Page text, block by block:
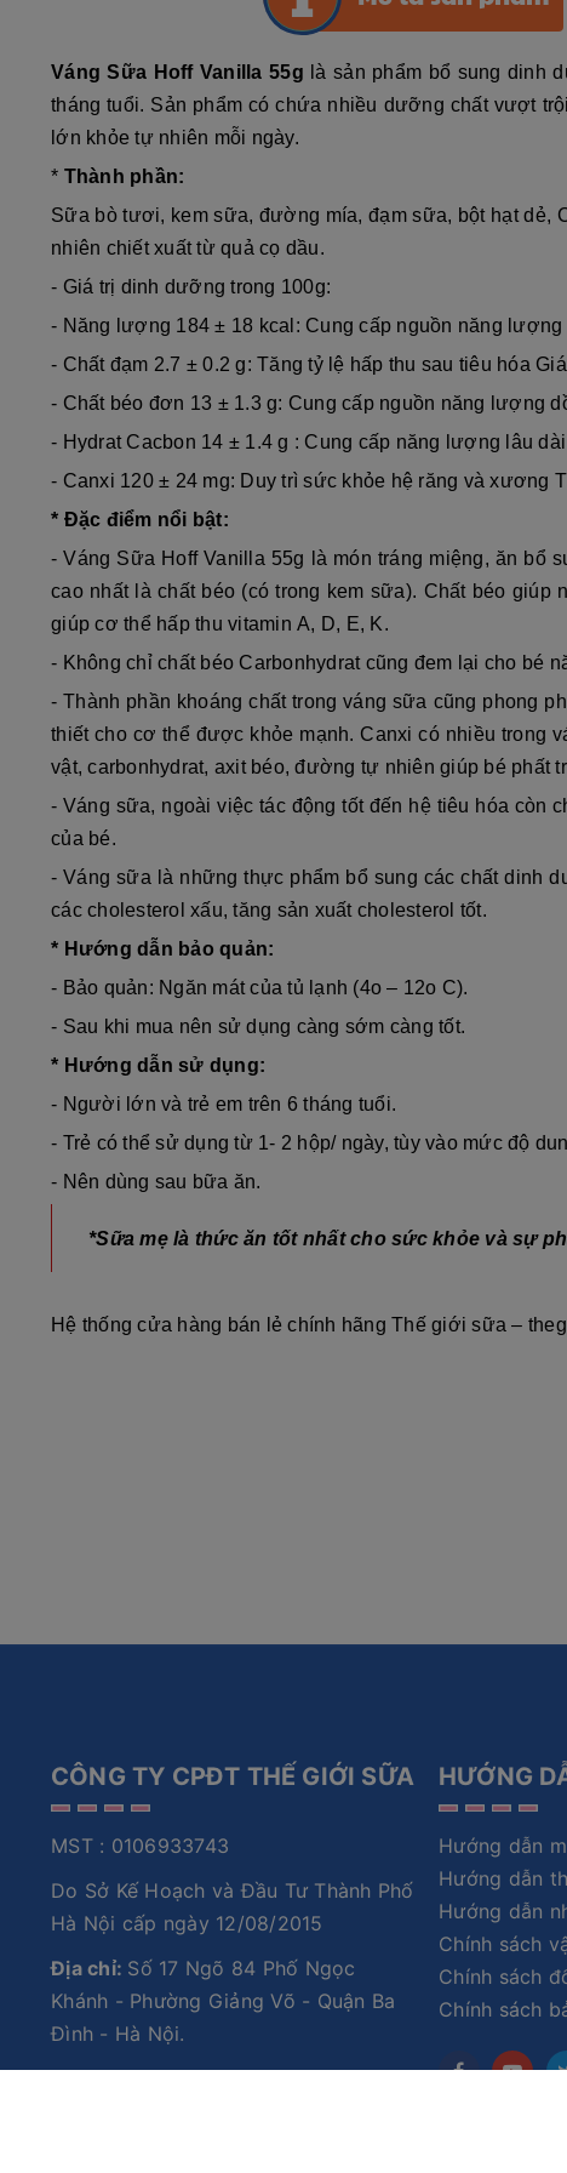
Váng Sữa Hoff Vanilla 55g là sản phẩm bổ sung dinh
tháng tuổi. Sản phẩm có chứa nhiều dưỡng chất vượt
lớn khỏe tự nhiên mỗi ngày.
* Thành phần:
Sữa bò tươi, kem sữa, đường mía, đạm sữa, bột hạt dẻ,
nhiên chiết xuất từ quả cọ dầu.
- Giá trị dinh dưỡng trong 100g:
- Năng lượng 184 ± 18 kcal : Cung cấp nguồn năng
- Chất đạm 2.7 ± 0.2 g: Tăng tỷ lệ hấp thu sau tiêu hóa
- Chất béo đơn 13 ± 1.3 g: Cung cấp nguồn năng lượng
- Hydrat Cacbon 14 ± 1.4 g : Cung cấp năng lượng lâu
- Canxi 120 ± 24 mg: Duy trì sức khỏe hệ răng và xương
* Đặc điểm nổi bật:
- Váng Sữa Hoff Vanilla 55g là món tráng miệng, ăn bổ
cao nhất là chất béo (có trong kem sữa). Chất béo
giúp cơ thể hấp thu vitamin A, D, E, K.
- Không chỉ chất béo Carbonhydrat cũng đem lại cho bé
- Thành phần khoáng chất trong váng sữa cũng phong
thiết cho cơ thể được khỏe mạnh. Canxi có nhiều trong
vật, carbonhydrat, axit béo, đường tự nhiên giúp bé phất
- Váng sữa, ngoài việc tác động tốt đến hệ tiêu hóa còn
của bé.
- Váng sữa là những thực phẩm bổ sung các chất dinh
các cholesterol xấu, tăng sản xuất cholesterol tốt.
* Hướng dẫn bảo quản:
- Bảo quản: Ngăn mát của tủ lạnh (4o – 12o C).
- Sau khi mua nên sử dụng càng sớm càng tốt.
* Hướng dẫn sử dụng:
- Người lớn và trẻ em trên 6 tháng tuổi.
- Trẻ có thể sử dụng từ 1- 2 hộp/ ngày, tùy vào mức độ
- Nên dùng sau bữa ăn.
*Sữa mẹ là thức ăn tốt nhất cho sức khỏe và sự
Hệ thống cửa hàng bán lẻ chính hãng Thế giới sữa –
CÔNG TY CPĐT THẾ GIỚI SỮA
MST : 0106933743
Do Sở Kế Hoạch và Đầu Tư Thành Phố
Hà Nội cấp ngày 12/08/2015
Địa chỉ: Số 17 Ngõ 84 Phố Ngọc
Khánh - Phường Giảng Võ - Quận Ba
Đình - Hà Nội.
HƯỚNG
Hướng dẫn
Hướng dẫn
Hướng dẫn
Chính sách
Chính sách
Chính sách